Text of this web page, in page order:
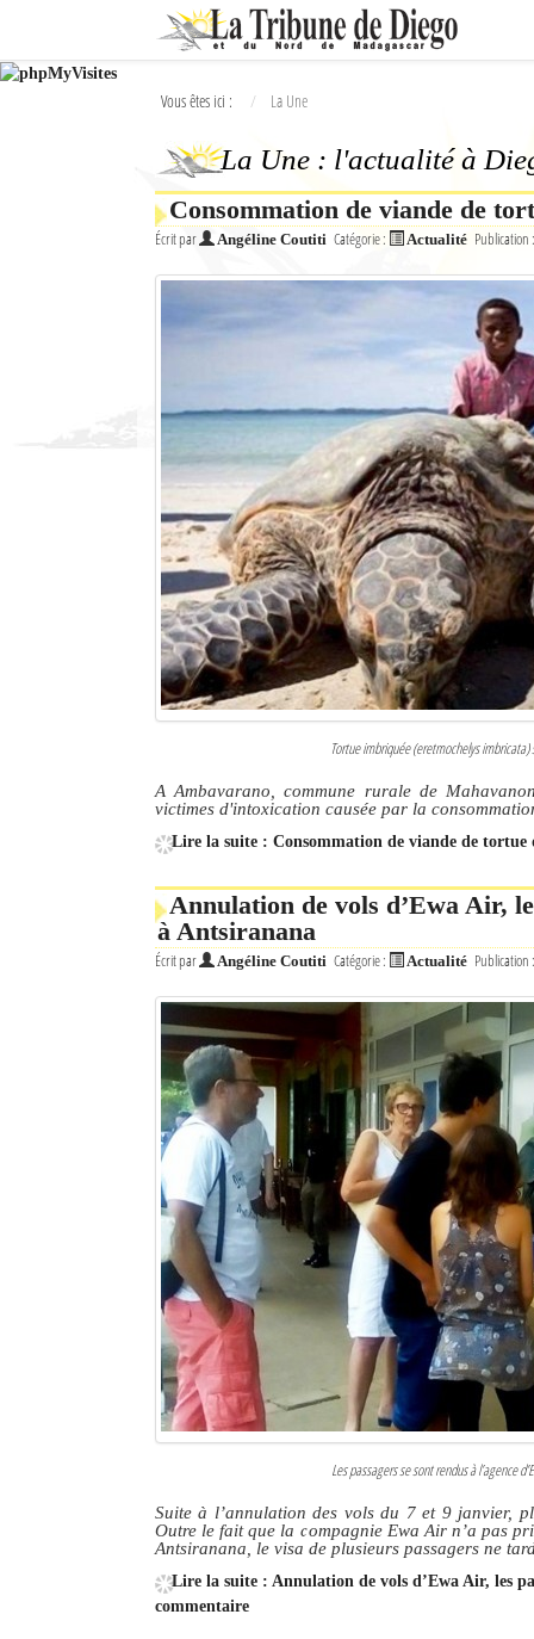
Ok
L'actualité à Diego Suarez
Le Nord de Madagascar
L'actualité du tourisme
Sites touristiques
Diego Suarez Pratique
Les Petites Annonces
La Tribune de Diego en PDF
Vous êtes ici : La Une
La Une : l'actualité à
Consommation de viande de
Écrit par Angéline Coutiti Catégorie : Actualité
Tortue imbriquée (eretmochelys
A Ambavarano, commune rurale de
victimes d'intoxication causée par la
Lire la suite : Consommation de viande de
Annulation de vols d’Ewa Air,
à Antsiranana
Écrit par Angéline Coutiti Catégorie : Actualité
Les passagers se sont rendus à l’agence
Suite à l’annulation des vols du 7 et 9 janvier,
Outre le fait que la compagnie Ewa Air n’a pas
Antsiranana, le visa de plusieurs passagers ne
Lire la suite : Annulation de vols d’Ewa Air, les
commentaire